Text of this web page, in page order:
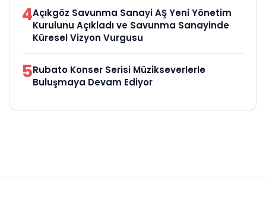
4Açıkgöz Savunma Sanayi AŞ Yeni Yönetim
Kurulunu Açıkladı ve Savunma Sanayinde
Küresel Vizyon Vurgusu
5Rubato Konser Serisi Müzikseverlerle
Buluşmaya Devam Ediyor